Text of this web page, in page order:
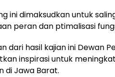
ini dimaksudkan untuk
peran dan ptimalisasi
dari hasil kajian ini Dewan
inspirasi untuk
di Jawa Barat.